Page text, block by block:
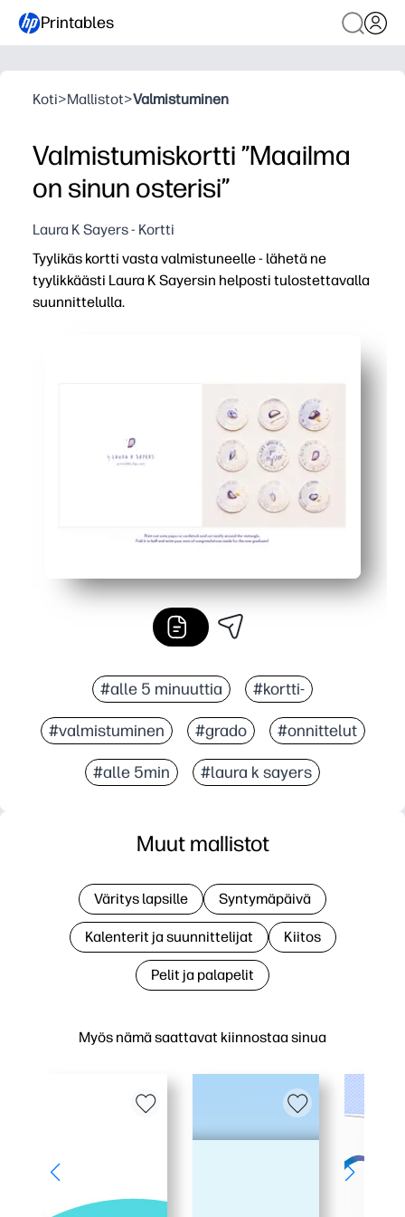
Printables
Koti>Mallistot>Valmistuminen
Valmistumiskortti ”Maailma
on sinun osterisi”
Laura K Sayers - Kortti
Tyylikäs kortti vasta valmistuneelle - lähetä ne
tyylikkäästi Laura K Sayersin helposti tulostettavalla
suunnittelulla.
Voit mukauttaa sisäpuolen tutkinnon suorittaneen
Laura K Sayersin silmiinpistävä kuva -
Täydellinen vanhemmille, opettajille ja ystäville - saat
#alle 5 minuuttia #kortti-
#valmistuminen #grado #onnittelut
#alle 5min #laura k sayers
Myös nämä saattavat kiinnostaa sinua
Muut mallistot
Väritys lapsille Syntymäpäivä
Kalenterit ja suunnittelijat Kiitos
Pelit ja palapelit